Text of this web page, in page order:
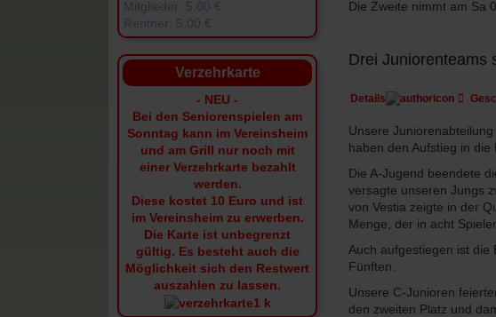
Mitglieder: 5,00 €
Rentner: 5,00 €
Verzehrkarte
- NEU -
Bei den Seniorenspielen am
Sonntag kann im Vereinsheim
und am Grill nur noch mit
einer Verzehrkarte bezahlt
werden.
Diese kostet 10 Euro und ist
im Vereinsheim zu erwerben.
Die Karte ist unbegrenzt
gültig. Es besteht auch die
Möglichkeit sich den Restwert
auszahlen zu lassen.
Die Zweite nimmt am Sa
Drei Juniorenteams
Details
Unsere
haben den Aufstieg in
Die A-Jugend beendete
versagte unseren Jungs
von Vestia zeigte in der
Menge, der in acht
Auch aufgestiegen ist die
Fünften.
Unsere C-Junioren
den zweiten Platz und